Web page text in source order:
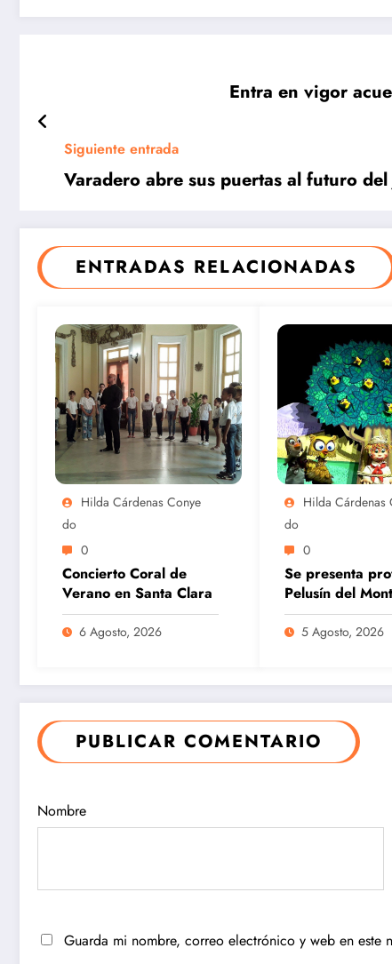
Entra en vigor
Siguiente entrada
Varadero abre sus puertas al futuro
ENTRADAS RELACIONADAS
Hilda Cárdenas Conye
Do
0
Concierto Coral de
Verano en Santa Clara
6 Agosto, 2026
Hilda Cárdenas
Do
0
Se presenta
Pelusín del
Artes Escénicas.
5 Agosto, 2026
PUBLICAR COMENTARIO
Nombre
Guarda mi nombre, correo electrónico y web en este
este martes
Séptima
Cuba cierra
dos plata el
remo de
Santo
Domingo
2026
Cuba
el sóftbol
Santo
Domingo
Publican
nuevas
comercio
Ocurre
derrumbe